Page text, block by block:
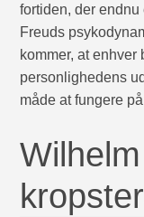
fortiden, der
Freuds
kommer, at
personlighedens
måde at fungere